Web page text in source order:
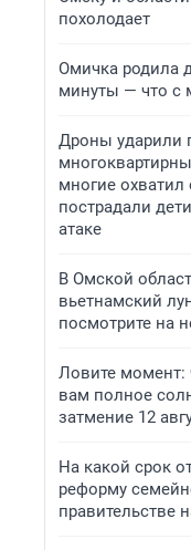
похолодает
Омичка родила
минуты — что
Дроны ударили
многие охватил
пострадали
атаке
В Омской
вьетнамский
посмотрите на
Ловите момент:
вам полное
затмение 12
На какой срок
реформу
правительстве